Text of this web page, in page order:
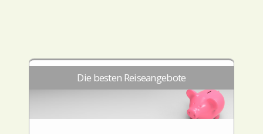
Die besten Reiseangebote